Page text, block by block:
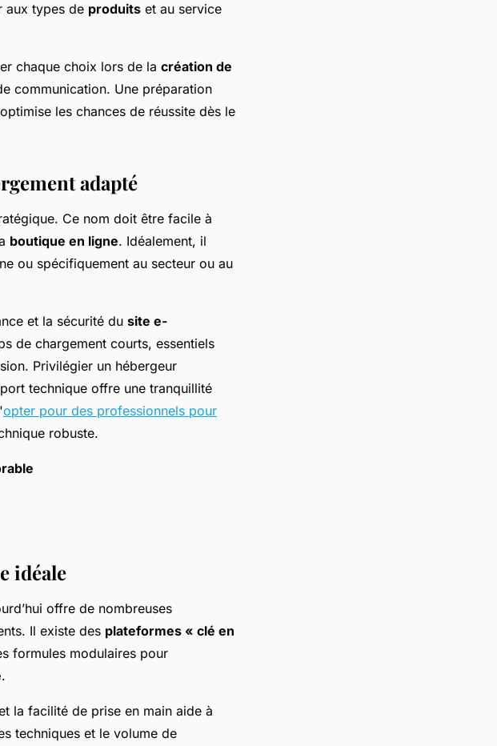
aux types de produits et au service
chaque choix lors de la création de
communication. Une préparation
les chances de réussite dès le
adapté
Ce nom doit être facile à
boutique en ligne. Idéalement, il
ou spécifiquement au secteur ou au
et la sécurité du site e-
de chargement courts, essentiels
Privilégier un hébergeur
technique offre une tranquillité
opter pour des professionnels pour
robuste.
idéale
offre de nombreuses
Il existe des plateformes « clé en
formules modulaires pour
.
la facilité de prise en main aide à
techniques et le volume de